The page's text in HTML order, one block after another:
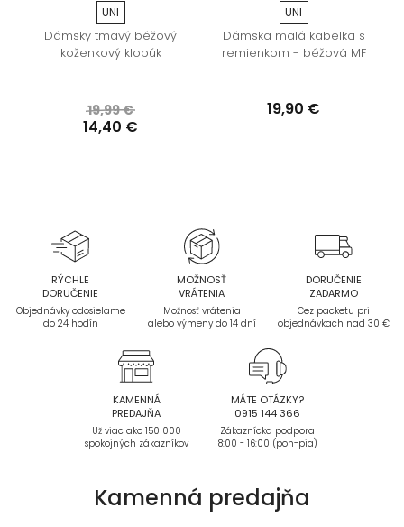
UNI
Dámsky tmavý béžový
koženkový klobúk
19,99 €
14,40 €
UNI
Dámska malá kabelka s
remienkom - béžová MF
19,90 €
RÝCHLE
DORUČENIE
Objednávky odosielame
do 24 hodín
MOŽNOSŤ
VRÁTENIA
Možnosť vrátenia
alebo výmeny do 14 dní
DORUČENIE
ZADARMO
Cez packetu pri
objednávkach nad 30 €
KAMENNÁ
PREDAJŇA
Už viac ako 150 000
spokojných zákazníkov
MÁTE OTÁZKY?
0915 144 366
Zákaznícka podpora
8:00 - 16:00 (pon-pia)
Kamenná predajňa